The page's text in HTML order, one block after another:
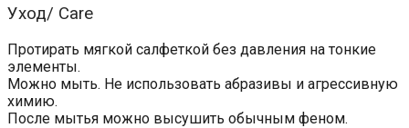
Уход/ Care
Протирать мягкой салфеткой без давления на тонкие
элементы.
Можно мыть. Не использовать абразивы и агрессивную
химию.
После мытья можно высушить обычным феном.